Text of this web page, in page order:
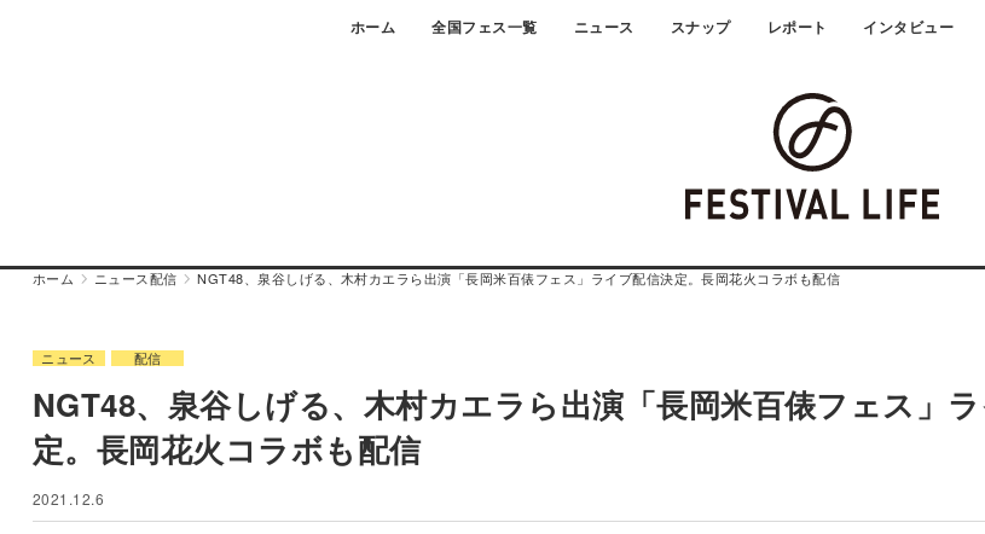
ホーム 全国フェス一覧 ニュース スナップ レポート インタビュー
ホーム ニュース配信 NGT48、泉谷しげる、木村カエラら出演「長岡米百俵フェス」ライブ配信決定。長岡花火コラボも配信
ニュース 配信
NGT48、泉谷しげる、木村カエラら出演「長岡米百俵フェス」
定。長岡花火コラボも配信
2021.12.6